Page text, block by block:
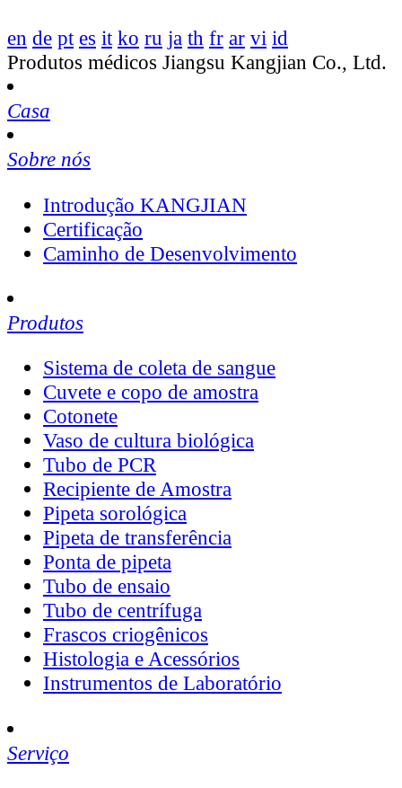
en de pt es it ko ru ja th fr ar vi id
Produtos médicos Jiangsu Kangjian Co., Ltd.
Casa
Sobre nós
Introdução KANGJIAN
Certificação
Caminho de Desenvolvimento
Produtos
Sistema de coleta de sangue
Cuvete e copo de amostra
Cotonete
Vaso de cultura biológica
Tubo de PCR
Recipiente de Amostra
Pipeta sorológica
Pipeta de transferência
Ponta de pipeta
Tubo de ensaio
Tubo de centrífuga
Frascos criogênicos
Histologia e Acessórios
Instrumentos de Laboratório
Serviço